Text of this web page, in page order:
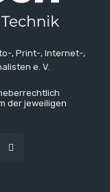
, Print-, Internet-,
e. V.
der jeweiligen